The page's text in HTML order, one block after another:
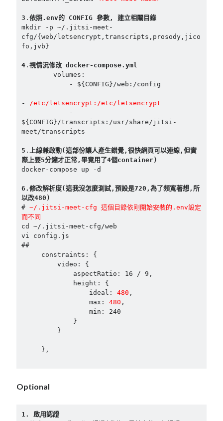
3 . 依照.env的 CONFIG 參數, 建立相關目錄
mkdir -p ~/.jitsi-meet-
cfg/{web/letsencrypt,transcripts,prosody,jico
fo,jvb}
4. 視情況修改 docker-compose.yml
volumes:
- ${CONFIG}/web:/config
- /etc/letsencrypt:/etc/letsencrypt
-
${CONFIG}/transcripts:/usr/share/jitsi-
meet/transcripts
5 . 上線兼啟動(這部份讓人產生錯覺,很快網頁可以連線,但實
際上要5分鐘才正常,畢竟用了4個container)
docker-compose up -d
6.修改解析度(這我沒怎麼測試,預設是720,為了頻寬著想,所
以改480)
# ~/.jitsi-meet-cfg 這個目錄依剛開始安裝的.env設定
而不同
cd ~/.jitsi-meet-cfg/web
vi config.js
##
constraints: {
video: {
aspectRatio: 16 / 9,
height: {
ideal: 480 ,
max: 480 ,
min: 240
}
}
},
Optional
1. 啟用認證